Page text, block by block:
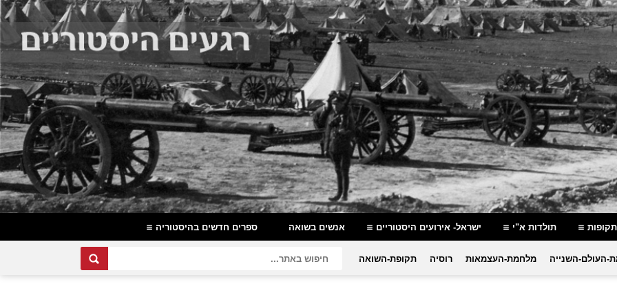
תקופות תולדות א"י ישראל- אירועים היסטוריים אנשים בשואה ספרים חדשים בהיסטוריה
העולם-השנייה מלחמת-העצמאות רוסיה תקופת-השואה